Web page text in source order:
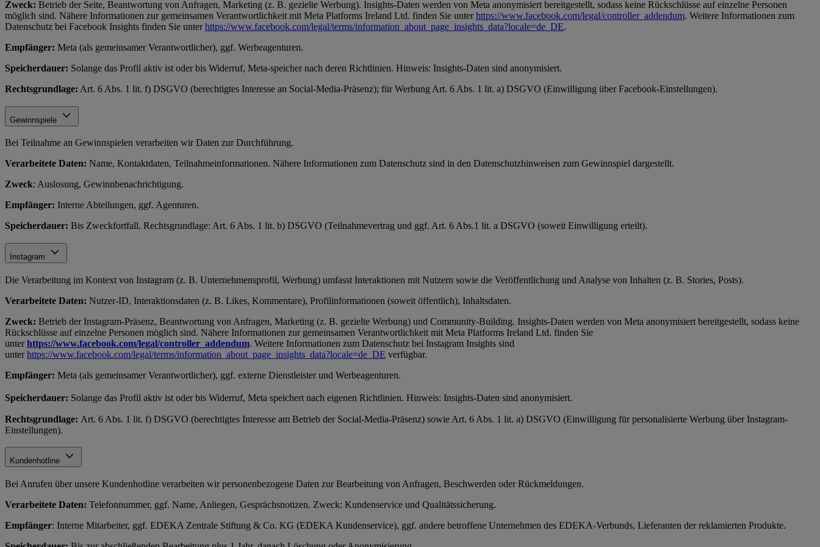
Zweck: Betrieb der Seite, Beantwortung von Anfragen, Marketing (z. B. gezielte Werbung). Insights-Daten werden von Meta anonymisiert bereitgestellt, sodass keine Rückschlüsse auf einzelne Personen
möglich sind. Nähere Informationen zur gemeinsamen Verantwortlichkeit mit Meta Platforms Ireland Ltd. finden Sie unterhttps://www.facebook.com/legal/controller_addendum. Weitere Informationen zum
Datenschutz bei Facebook Insights finden Sie unterhttps://www.facebook.com/legal/terms/information_about_page_insights_data?locale=de_DE.
Empfänger: Meta (als gemeinsamer Verantwortlicher), ggf. Werbeagenturen.
Speicherdauer: Solange das Profil aktiv ist oder bis Widerruf, Meta-speicher nach deren Richtlinien. Hinweis: Insights-Daten sind anonymisiert.
Rechtsgrundlage: Art. 6 Abs. 1 lit. f) DSGVO (berechtigtes Interesse an Social-Media-Präsenz); für Werbung Art. 6 Abs. 1 lit. a) DSGVO (Einwilligung über Facebook-Einstellungen).
Gewinnspiele
Bei Teilnahme an Gewinnspielen verarbeiten wir Daten zur Durchführung.
Verarbeitete Daten: Name, Kontaktdaten, Teilnahmeinformationen. Nähere Informationen zum Datenschutz sind in den Datenschutzhinweisen zum Gewinnspiel dargestellt.
Zweck: Auslosung, Gewinnbenachrichtigung.
Empfänger: Interne Abteilungen, ggf. Agenturen.
Speicherdauer: Bis Zweckfortfall. Rechtsgrundlage: Art. 6 Abs. 1 lit. b) DSGVO (Teilnahmevertrag und ggf. Art. 6 Abs.1 lit. a DSGVO (soweit Einwilligung erteilt).
Instagram
Die Verarbeitung im Kontext von Instagram (z. B. Unternehmensprofil, Werbung) umfasst Interaktionen mit Nutzern sowie die Veröffentlichung und Analyse von Inhalten (z. B. Stories, Posts).
Verarbeitete Daten: Nutzer-ID, Interaktionsdaten (z. B. Likes, Kommentare), Profilinformationen (soweit öffentlich), Inhaltsdaten.
Zweck: Betrieb der Instagram-Präsenz, Beantwortung von Anfragen, Marketing (z. B. gezielte Werbung) und Community-Building. Insights-Daten werden von Meta anonymisiert bereitgestellt, sodass keine
Rückschlüsse auf einzelne Personen möglich sind. Nähere Informationen zur gemeinsamen Verantwortlichkeit mit Meta Platforms Ireland Ltd. finden Sie
unterhttps://www.facebook.com/legal/controller_addendum. Weitere Informationen zum Datenschutz bei Instagram Insights sind
unterhttps://www.facebook.com/legal/terms/information_about_page_insights_data?locale=de_DE verfügbar.
Empfänger: Meta (als gemeinsamer Verantwortlicher), ggf. externe Dienstleister und Werbeagenturen.
Speicherdauer: Solange das Profil aktiv ist oder bis Widerruf, Meta speichert nach eigenen Richtlinien. Hinweis: Insights-Daten sind anonymisiert.
Rechtsgrundlage: Art. 6 Abs. 1 lit. f) DSGVO (berechtigtes Interesse am Betrieb der Social-Media-Präsenz) sowie Art. 6 Abs. 1 lit. a) DSGVO (Einwilligung für personalisierte Werbung über Instagram-
Einstellungen).
Kundenhotline
Bei Anrufen über unsere Kundenhotline verarbeiten wir personenbezogene Daten zur Bearbeitung von Anfragen, Beschwerden oder Rückmeldungen.
Verarbeitete Daten: Telefonnummer, ggf. Name, Anliegen, Gesprächsnotizen. Zweck: Kundenservice und Qualitätssicherung.
Empfänger: Interne Mitarbeiter, ggf. EDEKA Zentrale Stiftung & Co. KG (EDEKA Kundenservice), ggf. andere betroffene Unternehmen des EDEKA-Verbunds, Lieferanten der reklamierten Produkte.